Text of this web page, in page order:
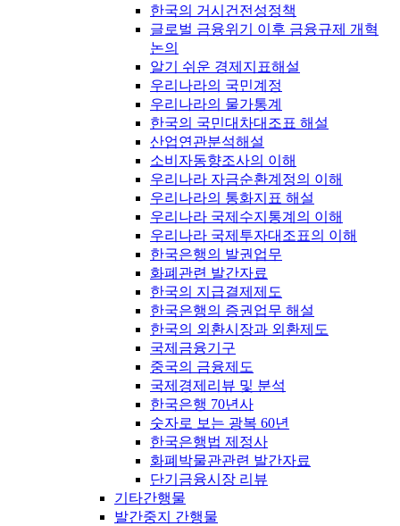
한국의 거시건전성정책
글로벌 금융위기 이후 금융규제 개혁
논의
알기 쉬운 경제지표해설
우리나라의 국민계정
우리나라의 물가통계
한국의 국민대차대조표 해설
산업연관분석해설
소비자동향조사의 이해
우리나라 자금순환계정의 이해
우리나라의 통화지표 해설
우리나라 국제수지통계의 이해
우리나라 국제투자대조표의 이해
한국은행의 발권업무
화폐관련 발간자료
한국의 지급결제제도
한국은행의 증권업무 해설
한국의 외환시장과 외환제도
국제금융기구
중국의 금융제도
국제경제리뷰 및 분석
한국은행 70년사
숫자로 보는 광복 60년
한국은행법 제정사
화폐박물관관련 발간자료
단기금융시장 리뷰
기타간행물
발간중지 간행물